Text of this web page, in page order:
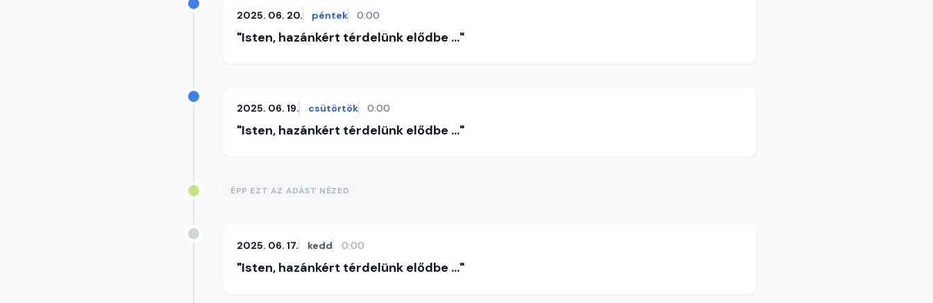
2025. 06. 20. péntek 0:00
"Isten, hazánkért térdelünk elődbe ..."
2025. 06. 19. csütörtök 0:00
"Isten, hazánkért térdelünk elődbe ..."
ÉPP EZT AZ ADÁST NÉZED
2025. 06. 17. kedd 0:00
"Isten, hazánkért térdelünk elődbe ..."